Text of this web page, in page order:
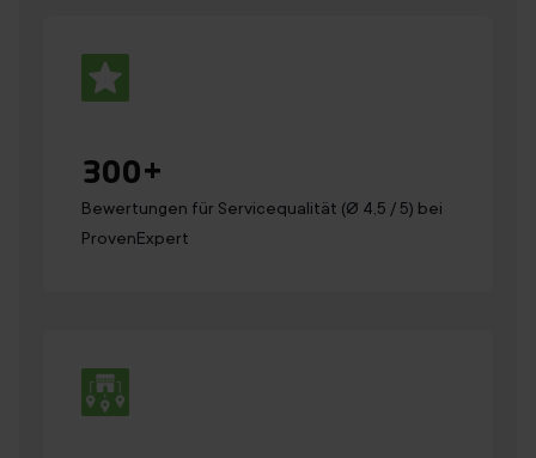
300+
Bewertungen für Servicequalität (Ø 4,5 / 5) bei
ProvenExpert